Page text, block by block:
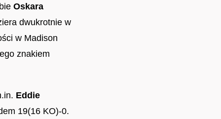
Oskara
dwukrotnie w
w Madison
znakiem
Eddie
19(16 KO)-0.